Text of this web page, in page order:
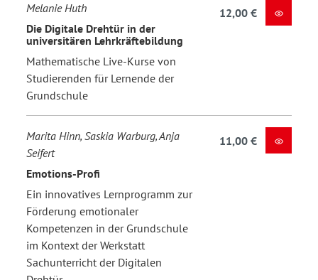
Melanie Huth
Die Digitale Drehtür in der
universitären Lehrkräftebildung
Mathematische Live-Kurse von
Studierenden für Lernende der
Grundschule
12,00 €
Marita Hinn, Saskia Warburg, Anja
Seifert
Emotions-Profi
Ein innovatives Lernprogramm zur
Förderung emotionaler
Kompetenzen in der Grundschule
im Kontext der Werkstatt
Sachunterricht der Digitalen
11,00 €